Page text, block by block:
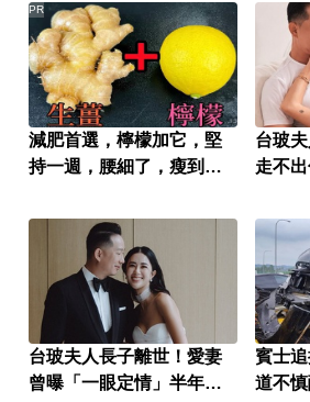
減肥首選，檸檬加它，堅
持一週，腰細了，瘦到你
PR
台玻
走不
台玻夫人長子離世！愛妻
曾曝「一眼定情」半年就
賓士
道不